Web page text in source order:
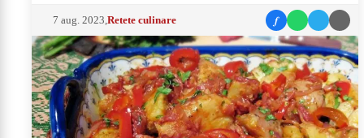
7 aug. 2023 ,Retete culinare f